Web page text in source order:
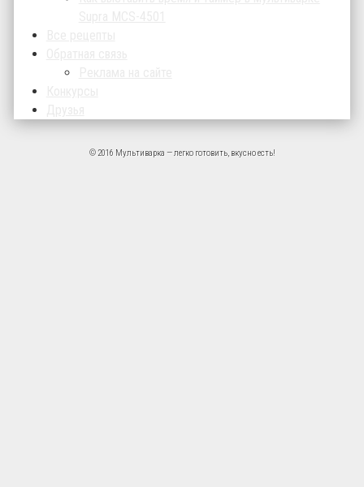
© 2016 Мультиварка — легко готовить, вкусно есть!